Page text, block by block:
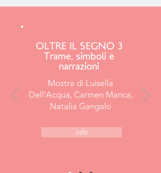
OLTRE IL SEGNO 3
Trame, simboli e
narrazioni
Mostra di Luisella
Dell'Acqua, Carmen Manca,
Natalia Gangalo
info